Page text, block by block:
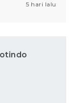
5 hari lalu